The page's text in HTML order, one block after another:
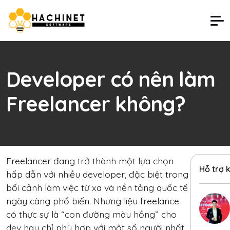
Developer có nên làm
Freelancer không?
Freelancer đang trở thành một lựa chọn
hấp dẫn với nhiều developer, đặc biệt trong
bối cảnh làm việc từ xa và nền tảng quốc tế
ngày càng phổ biến. Nhưng liệu freelance
có thực sự là “con đường màu hồng” cho
dev hay chỉ phù hợp với một số người nhất
Hỗ trợ